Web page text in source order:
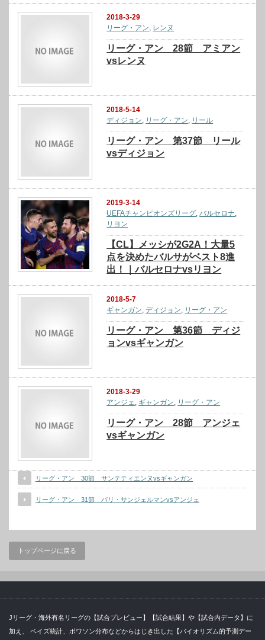
2018-3-29
リーグ・アン, レンヌ
リーグ・アン 28節 アミアン
vsレンヌ
2018-5-14
ディジョン, リーグ・アン, リール
リーグ・アン 第37節 リール
vsディジョン
2019-3-14
UEFAチャンピオンズリーグ バルセロナ
リヨン
【CL】メッシが2G2A！大量5
点を決めたバルサがベスト8進
出！｜バルセロナvsリヨン
2018-5-7
ギャンガン ,ディジョン リーグ・アン
リーグ・アン 第36節 ディジ
ョンvsギャンガン
2018-3-29
アンジェ, ギャンガン, リーグ・アン
リーグ・アン 28節 アンジェ
vsギャンガン
リーグ・アン 30節 サンテティエンヌvsギャンガン
リーグ・アン 31節 パリ・サンジェルマンvsアンジェ
トップページに戻る
Jリーグ・海外有名リーグの【試合プレビュー】【試合結果】や【試合内データ】に
加え、 ベイズ統計、ポワソン分布などからはじき出した【バイオリズム的予測デー